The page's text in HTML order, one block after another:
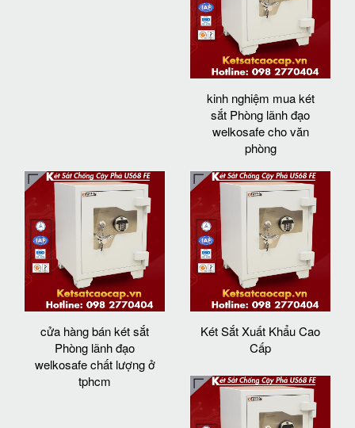
kinh nghiệm mua két
sắt Phòng lãnh đạo
welkosafe cho văn
phòng
cửa hàng bán két sắt
Phòng lãnh đạo
welkosafe chất lượng ở
tphcm
Két Sắt Xuất Khẩu Cao
Cấp